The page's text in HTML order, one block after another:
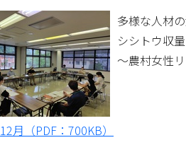
多様な人材
シシトウ収
～農村女性
12月（PDF：700KB）